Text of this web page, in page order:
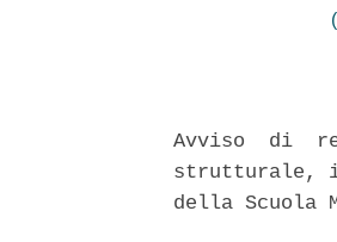
Avviso  di
strutturale,
della